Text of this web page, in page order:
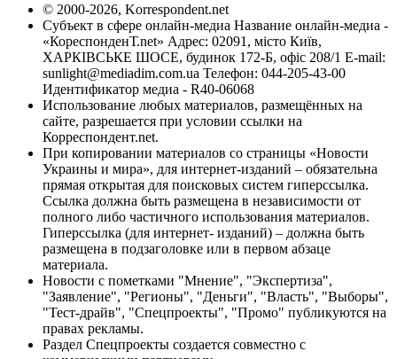
© 2000-2026, Korrespondent.net
Субъект в сфере онлайн-медиа Название онлайн-медиа -
«КореспонденТ.net» Адрес: 02091, місто Київ,
ХАРКІВСЬКЕ ШОСЕ, будинок 172-Б, офіс 208/1 E-mail:
sunlight@mediadim.com.ua Телефон: 044-205-43-00
Идентификатор медиа - R40-06068
Использование любых материалов, размещённых на
сайте, разрешается при условии ссылки на
Корреспондент.net.
При копировании материалов со страницы «Новости
Украины и мира», для интернет-изданий – обязательна
прямая открытая для поисковых систем гиперссылка.
Ссылка должна быть размещена в независимости от
полного либо частичного использования материалов.
Гиперссылка (для интернет- изданий) – должна быть
размещена в подзаголовке или в первом абзаце
материала.
Новости с пометками "Мнение", "Экспертиза",
"Заявление", "Регионы", "Деньги", "Власть", "Выборы",
"Тест-драйв", "Спецпроекты", "Промо" публикуются на
правах рекламы.
Раздел Спецпроекты создается совместно с